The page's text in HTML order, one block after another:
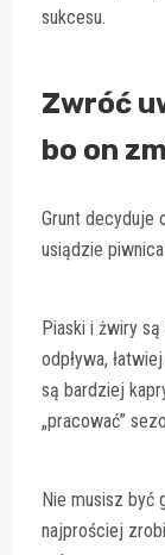
sukcesu.
Zwróć
bo on
Grunt decyduje
usiądzie
Piaski i żwiry
odpływa,
są bardziej
„pracować”
Nie musisz być
najprościej